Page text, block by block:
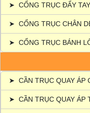
➤ CỔNG TRỤC ĐẨY TAY
➤ CỔNG TRỤC CHÂN
➤ CỔNG TRỤC BÁNH
➤ CẦN TRỤC QUAY ÁP
➤ CẦN TRỤC QUAY ÁP